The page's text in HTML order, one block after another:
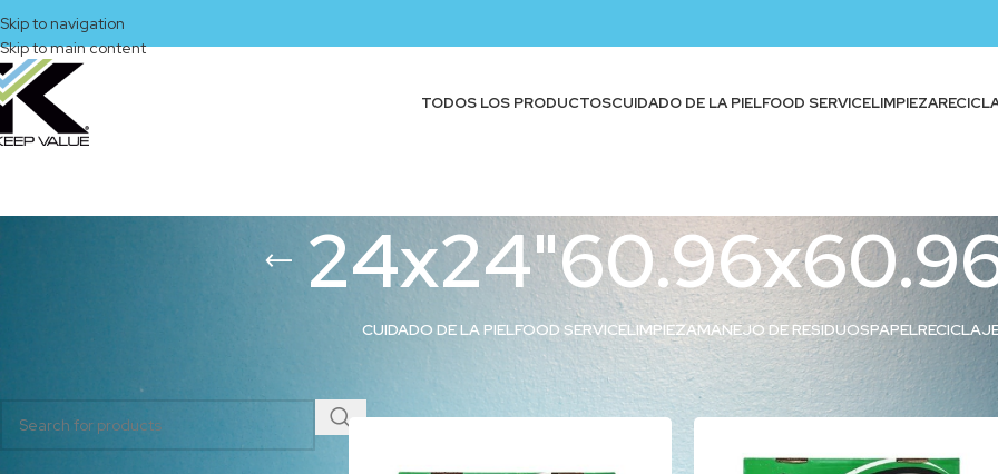
Skip to navigation
Skip to main content
TODOS LOS PRODUCTOSCUIDADO DE LA PIELFOOD SERVICELIMPIEZA
CUIDADO DE LA PIELFOOD SERVICELIMPIEZAMANEJO DE RESIDUOSPAPEL
Productos etiquetados “24x24"60.96x60.96cm” Show